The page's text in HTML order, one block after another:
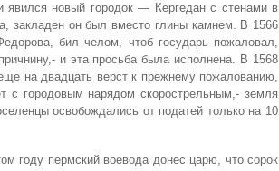
новый городок — Кергедан с стенами в
закладен он был вместо глины камнем. В 1566
бил челом, чтоб государь пожаловал,
и эта просьба была исполнена. В 1568
на двадцать верст к прежнему пожалованию,
с городовым нарядом скорострельным,- земля
освобождались от податей только на 10
году пермский воевода донес царю, что сорок